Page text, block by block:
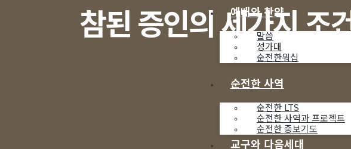
예배와 찬양
말씀
성가대
순전한워십
순전한 사역
순전한 LTS
순전한 사역과 프로젝트
순전한 중보기도
교구와 다음세대
참된 증인의 세가지 조